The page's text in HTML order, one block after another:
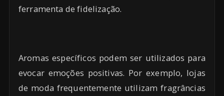
ferramenta de fidelização.
Aromas específicos podem ser utilizados para
evocar emoções positivas. Por exemplo, lojas
de moda frequentemente utilizam fragrâncias